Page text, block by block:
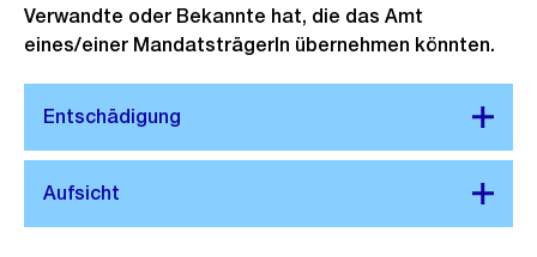
Verwandte oder Bekannte hat, die das Amt
eines/einer MandatsträgerIn übernehmen könnten.